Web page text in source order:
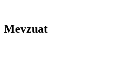
Mevzuat